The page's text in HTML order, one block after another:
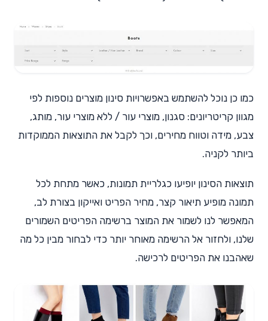
כמו כן נוכל להשתמש באפשרויות סינון מוצרים נוספות לפי
מגוון קריטריונים: סגנון, מוצרי עור / ללא מוצרי עור, מותג,
צבע, מידה וטווח מחירים, וכך לקבל את התוצאות הממוקדות
ביותר לקניה.
תוצאות הסינון יופיעו כגלריית תמונות, כאשר מתחת לכל
תמונה מופיע תיאור קצר, מחיר הפריט ואייקון בצורת לב,
המאפשר לנו לשמור את המוצר ברשימה הפריטים השמורים
שלנו, ולחזור אל הרשימה מאוחר יותר כדי לבחור מבין כל מה
שאהבנו את הפריטים לרכישה.